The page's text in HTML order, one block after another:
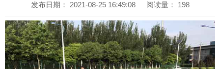
发布日期： 2021-08-25 16:49:08 阅读量： 198